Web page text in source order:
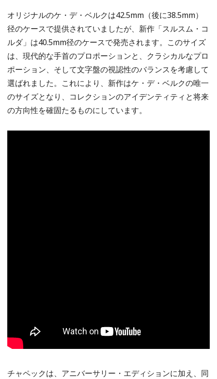
オリジナルのケ・デ・ベルクは42.5mm（後に38.5mm）
径のケースで提供されていましたが、新作「スルスム・コ
ルダ」は40.5mm径のケースで発売されます。このサイズ
は、現代的な手首のプロポーションと、クラシカルなプロ
ポーション、そして文字盤の視認性のバランスを考慮して
選ばれました。これにより、新作はケ・デ・ベルクの唯一
のサイズとなり、コレクションのアイデンティティと将来
の方向性を確固たるものにしています。
チャペックは、アニバーサリー・エディションに加え、同